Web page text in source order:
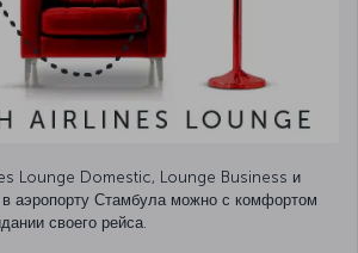
Lounge Domestic, Lounge Business и
аэропорту Стамбула можно с комфортом
своего рейса.